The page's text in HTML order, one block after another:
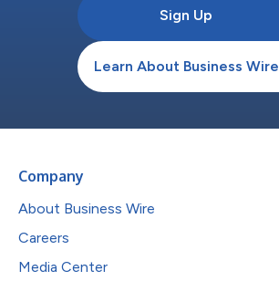
Sign Up
Learn About Business Wire
Company
About Business Wire
Careers
Media Center